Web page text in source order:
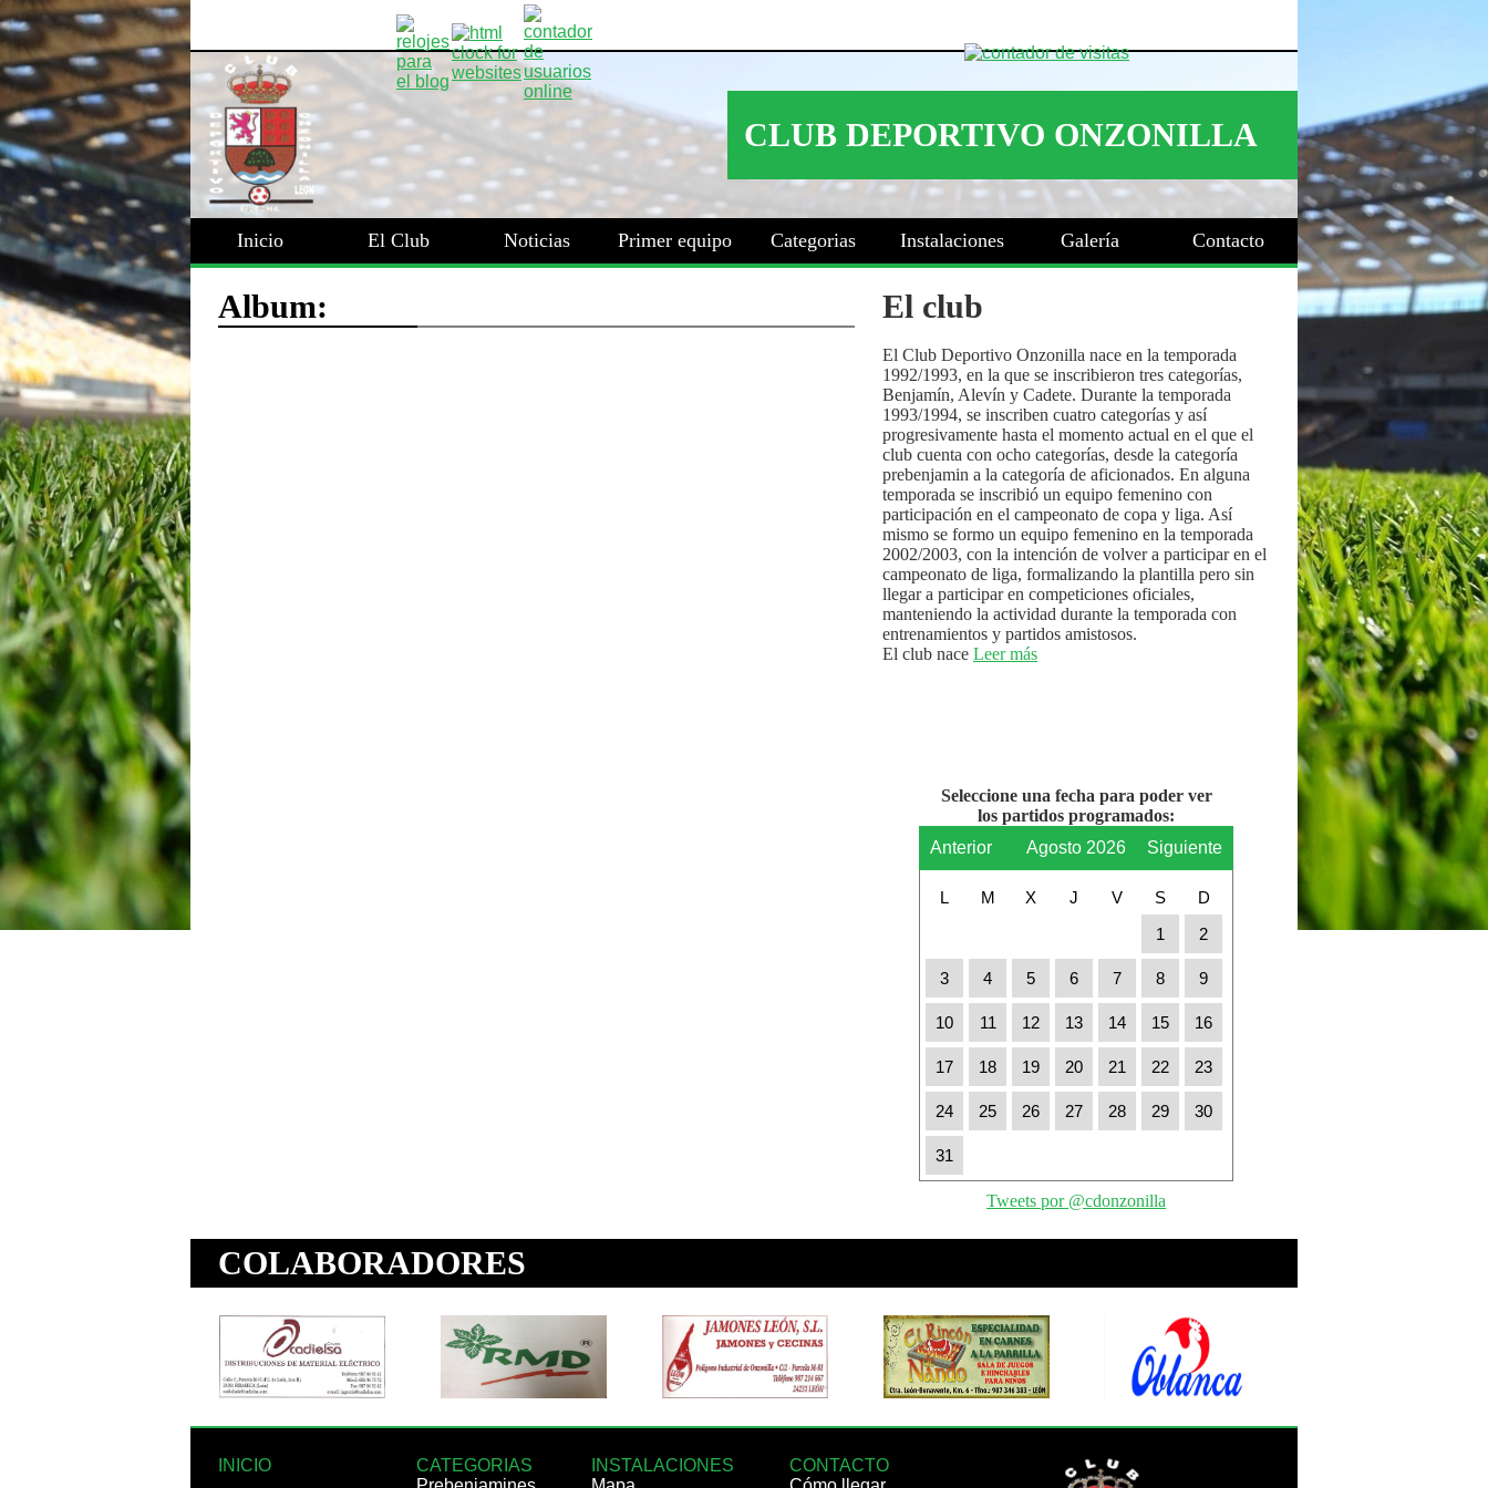
Inicio El Club Noticias Primer equipo Categorias Instalaciones Galería Contacto
El club
El Club Deportivo Onzonilla nace en la temporada
1992/1993, en la que se inscribieron tres categorías,
Benjamín, Alevín y Cadete. Durante la temporada
1993/1994, se inscriben cuatro categorías y así
progresivamente hasta el momento actual en el que el
club cuenta con ocho categorías, desde la categoría
prebenjamin a la categoría de aficionados. En alguna
temporada se inscribió un equipo femenino con
participación en el campeonato de copa y liga. Así
mismo se formo un equipo femenino en la temporada
2002/2003, con la intención de volver a participar en el
campeonato de liga, formalizando la plantilla pero sin
llegar a participar en competiciones oficiales,
manteniendo la actividad durante la temporada con
entrenamientos y partidos amistosos.
El club nace Leer más
Seleccione una fecha para poder ver
los partidos programados:
Anterior
Agosto 2026 Siguiente
L M X J V S
D
1
2
3 4 5 6 7 8 9
10 11 12 13 14 15 16
17 18 19 20 21 22 23
24 25 26 27 28 29 30
31
Tweets por @cdonzonilla
INICIO
CATEGORIAS
INSTALACIONES
CONTACTO